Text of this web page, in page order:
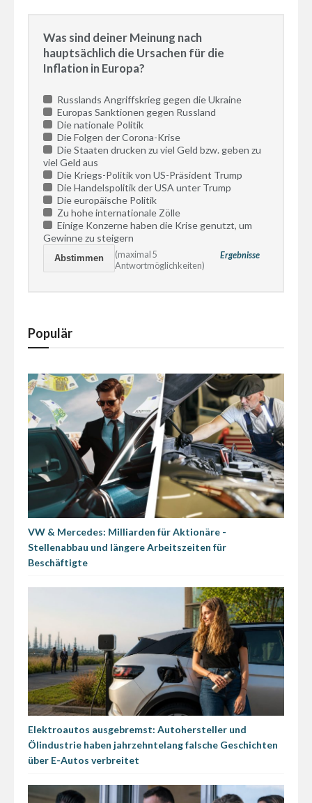
Was sind deiner Meinung nach
hauptsächlich die Ursachen für die
Inflation in Europa?
Russlands Angriffskrieg gegen die Ukraine
Europas Sanktionen gegen Russland
Die nationale Politik
Die Folgen der Corona-Krise
Die Staaten drucken zu viel Geld bzw. geben zu
viel Geld aus
Die Kriegs-Politik von US-Präsident Trump
Die Handelspolitik der USA unter Trump
Die europäische Politik
Zu hohe internationale Zölle
Einige Konzerne haben die Krise genutzt, um
Gewinne zu steigern
Ergebnisse
(maximal 5
Antwortmöglichkeiten)
Populär
VW & Mercedes: Milliarden für Aktionäre -
Stellenabbau und längere Arbeitszeiten für
Beschäftigte
Elektroautos ausgebremst: Autohersteller und
Ölindustrie haben jahrzehntelang falsche Geschichten
über E-Autos verbreitet